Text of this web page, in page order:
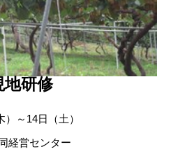
研修
～14日（土）
経営センター